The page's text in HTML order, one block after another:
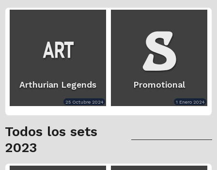
Arthurian Legends
25 Octubre 2024
Promotional
1 Enero 2024
Todos los sets
2023